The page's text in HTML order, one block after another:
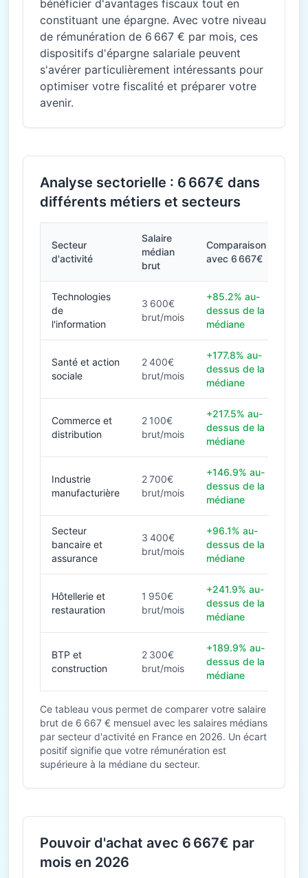
bénéficier d'avantages fiscaux tout en
constituant une épargne. Avec votre niveau
de rémunération de 6 667 € par mois, ces
dispositifs d'épargne salariale peuvent
s'avérer particulièrement intéressants pour
optimiser votre fiscalité et préparer votre
avenir.
Analyse sectorielle : 6 667€ dans
différents métiers et secteurs
Secteur
d'activité
Salaire
médian
brut
Comparaison
avec 6 667€
Technologies
de
l'information
3 600€
brut/mois
+85.2% au-
dessus de la
médiane
Santé et action
sociale
2 400€
brut/mois
+177.8% au-
dessus de la
médiane
Commerce et
distribution
2 100€
brut/mois
+217.5% au-
dessus de la
médiane
Industrie
manufacturière
2 700€
brut/mois
+146.9% au-
dessus de la
médiane
Secteur
bancaire et
assurance
3 400€
brut/mois
+96.1% au-
dessus de la
médiane
Hôtellerie et
restauration
1 950€
brut/mois
+241.9% au-
dessus de la
médiane
BTP et
construction
2 300€
brut/mois
+189.9% au-
dessus de la
médiane
Ce tableau vous permet de comparer votre salaire
brut de 6 667 € mensuel avec les salaires médians
par secteur d'activité en France en 2026. Un écart
positif signifie que votre rémunération est
supérieure à la médiane du secteur.
Pouvoir d'achat avec 6 667€ par
mois en 2026